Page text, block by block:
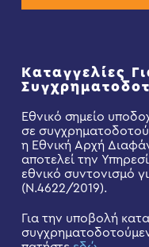
Καταγγελίες
Εθνικό σημείο
σε
η Εθνική Αρχή
αποτελεί την
εθνικό συντονισμό
(Ν.4622/2019).
Για την υποβολή